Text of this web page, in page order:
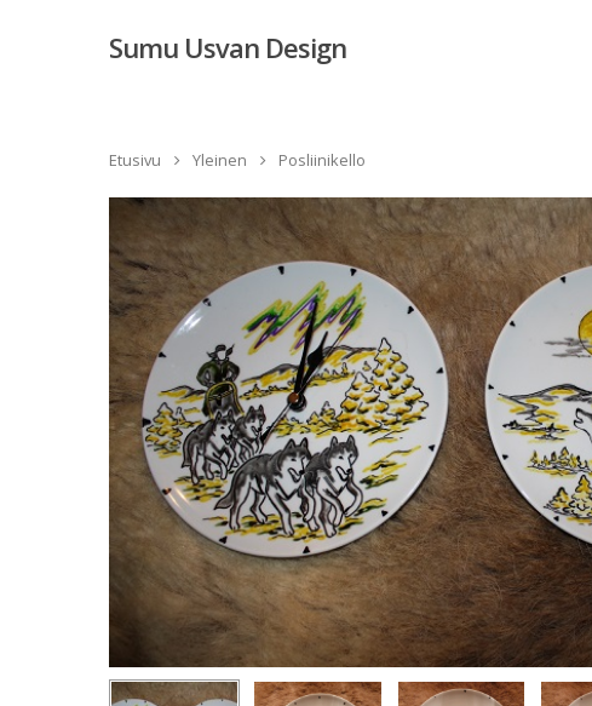
Hit enter to search or ESC to close
Sumu Usvan Design
Etusivu Yleinen Posliinikello